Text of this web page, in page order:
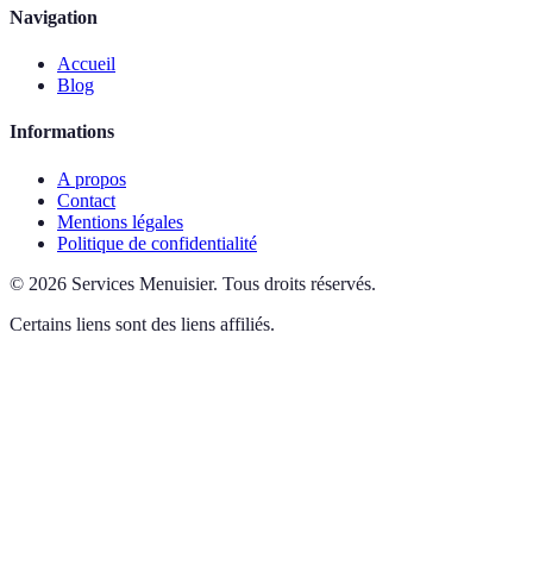
Navigation
Accueil
Blog
Informations
A propos
Contact
Mentions légales
Politique de confidentialité
© 2026 Services Menuisier. Tous droits réservés.
Certains liens sont des liens affiliés.